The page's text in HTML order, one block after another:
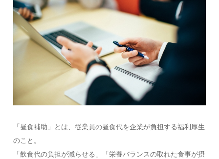
「昼食補助」とは、従業員の昼食代を企業が負担する福利厚生
のこと。
「飲食代の負担が減らせる」「栄養バランスの取れた食事が摂